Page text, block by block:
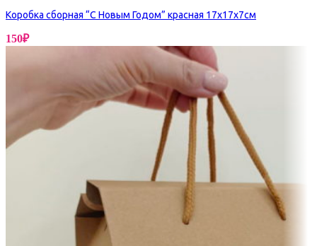
Коробка сборная “С Новым Годом” красная 17х17х7см
150₽